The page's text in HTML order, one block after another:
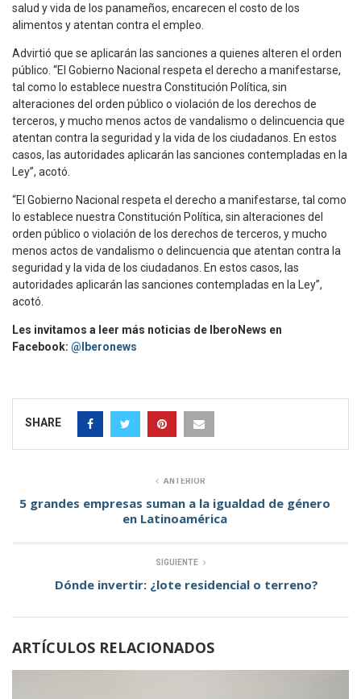
salud y vida de los panameños, encarecen el costo de los
alimentos y atentan contra el empleo.
Advirtió que se aplicarán las sanciones a quienes alteren el orden
público. “El Gobierno Nacional respeta el derecho a manifestarse,
tal como lo establece nuestra Constitución Política, sin
alteraciones del orden público o violación de los derechos de
terceros, y mucho menos actos de vandalismo o delincuencia que
atentan contra la seguridad y la vida de los ciudadanos. En estos
casos, las autoridades aplicarán las sanciones contempladas en la
Ley”, acotó.
“El Gobierno Nacional respeta el derecho a manifestarse, tal como
lo establece nuestra Constitución Política, sin alteraciones del
orden público o violación de los derechos de terceros, y mucho
menos actos de vandalismo o delincuencia que atentan contra la
seguridad y la vida de los ciudadanos. En estos casos, las
autoridades aplicarán las sanciones contempladas en la Ley”,
acotó.
Les invitamos a leer más noticias de IberoNews en
Facebook: @Iberonews
SHARE
ANTERIOR
5 grandes empresas suman a la igualdad de género
en Latinoamérica
SIGUIENTE
Dónde invertir: ¿lote residencial o terreno?
ARTÍCULOS RELACIONADOS